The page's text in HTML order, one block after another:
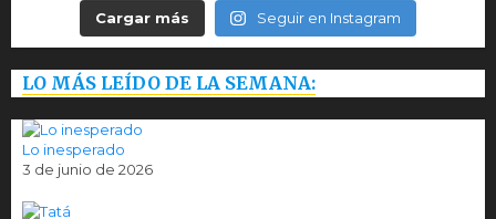
Cargar más Seguir en Instagram
LO MÁS LEÍDO DE LA SEMANA:
Lo inesperado
3 de junio de 2026